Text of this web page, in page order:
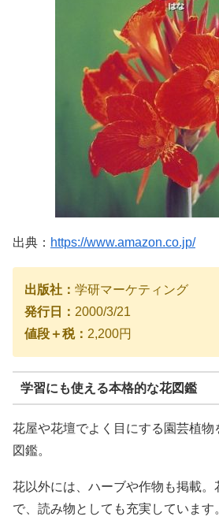
出典： https://www.amazon.co.jp/
出版社： 学研マーケティング
発行日： 2000/3/21
値段＋税： 2,200円
学習にも使える本格的な花図鑑
花屋や花壇でよく目にする園芸植物
図鑑。
花以外には、ハーブや作物も掲載。
で、読み物としても充実しています